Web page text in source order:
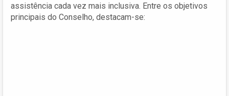
assistência cada vez mais inclusiva. Entre os objetivos
principais do Conselho, destacam-se: